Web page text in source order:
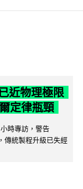
近物理極限
定律瓶頸
時專訪，警告
傳統製程升級已失經